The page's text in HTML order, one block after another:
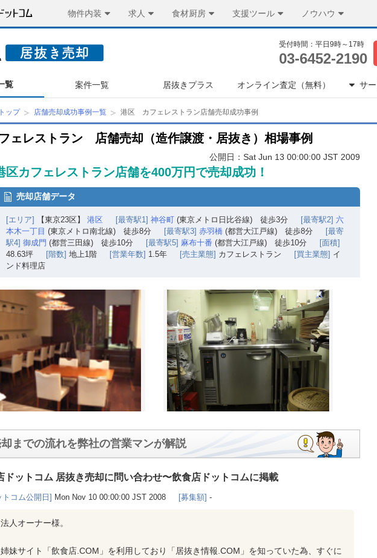
物件内装 求人 食材厨房 支援ツール ノウハウ
受付時間：平日9時～17時
03-6452-2190
覧 案件一覧 居抜きプラス オンライン査定（無料） サ
ップ 店舗売却成功事例一覧 港区 カフェレストラン店舗売却成功事例
ェレストラン 店舗売却（造作譲渡・居抜き）相場事例
公開日：Sat Jun 13 00:00:00 JST 2009
区カフェレストラン店舗を400万円で売却成功！
売却店舗データ
[エリア] 【東京23区】 港区 [最寄駅1] 神谷町 (東京メトロ日比谷線) 徒歩3分 [最寄駅2] 六
本木一丁目 (東京メトロ南北線) 徒歩8分 [最寄駅3] 赤羽橋 (都営大江戸線) 徒歩8分
[最寄
駅4] 御成門 (都営三田線) 徒歩10分 [最寄駅5] 麻布十番 (都営大江戸線) 徒歩10分
[面積]
48.63坪
[階数] 地上1階 [営業年数] 1.5年 [売主業態] カフェレストラン [買主業態] イ
ンド料理店
までの流れを弊社の営業マンが解説
ドットコム 居抜き売却に問い合わせ〜飲食店ドットコムに掲載
トコム公開日] Mon Nov 10 00:00:00 JST 2008 [募集額] -
人オーナー様。
妹サイト「飲食店.COM」を利用しており「居抜き情報.COM」を知っていた為、すぐに